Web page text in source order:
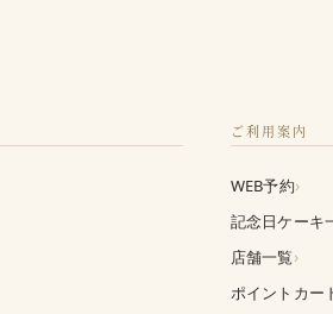
ご利用案内
WEB予約›
記念日ケーキ
店舗一覧›
ポイントカー